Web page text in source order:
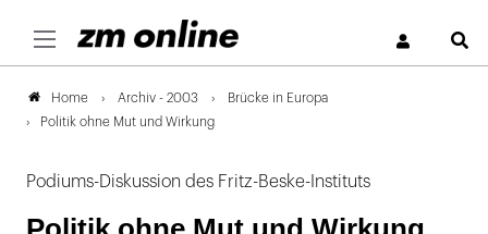
Home Archiv - 2003
Brücke in Europa
Politik ohne Mut und Wirkung
Podiums-Diskussion des Fritz-Beske-Instituts